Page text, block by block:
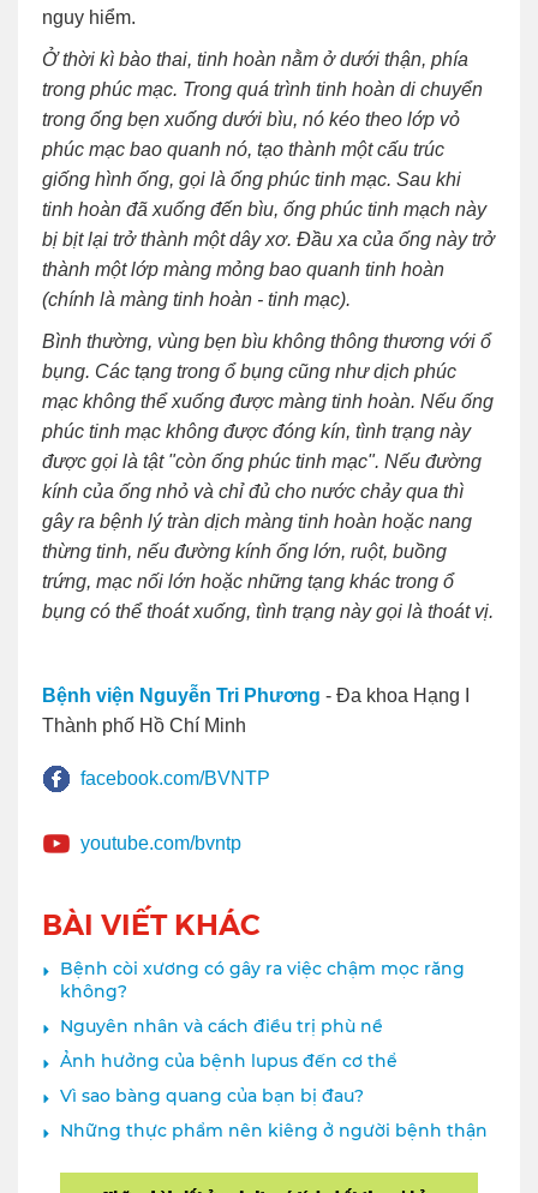
nguy hiểm.
Ở thời kì bào thai, tinh hoàn nằm ở dưới thận, phía
trong phúc mạc. Trong quá trình tinh hoàn di chuyển
trong ống bẹn xuống dưới bìu, nó kéo theo lớp vỏ
phúc mạc bao quanh nó, tạo thành một cấu trúc
giống hình ống, gọi là ống phúc tinh mạc. Sau khi
tinh hoàn đã xuống đến bìu, ống phúc tinh mạch này
bị bịt lại trở thành một dây xơ. Đầu xa của ống này trở
thành một lớp màng mỏng bao quanh tinh hoàn
(chính là màng tinh hoàn - tinh mạc).
‎Bình thường, vùng bẹn bìu không thông thương với ổ
bụng. Các tạng trong ổ bụng cũng như dịch phúc
mạc không thể xuống được màng tinh hoàn. Nếu ống
phúc tinh mạc không được đóng kín, tình trạng này
được gọi là tật "còn ống phúc tinh mạc". Nếu đường
kính của ống nhỏ và chỉ đủ cho nước chảy qua thì
gây ra bệnh lý tràn dịch màng tinh hoàn hoặc nang
thừng tinh, nếu đường kính ống lớn, ruột, buồng
trứng, mạc nối lớn hoặc những tạng khác trong ổ
bụng có thể thoát xuống, tình trạng này gọi là thoát vị.
Bệnh viện Nguyễn Tri Phương - Đa khoa Hạng I
Thành phố Hồ Chí Minh
facebook.com/BVNTP
youtube.com/bvntp
BÀI VIẾT KHÁC
Bệnh còi xương có gây ra việc chậm mọc răng
không?
Nguyên nhân và cách điều trị phù nề
Ảnh hưởng của bệnh lupus đến cơ thể
Vì sao bàng quang của bạn bị đau?
Những thực phẩm nên kiêng ở người bệnh thận